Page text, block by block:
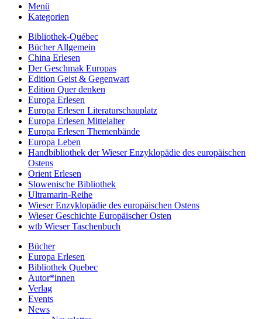
Menü
Kategorien
Bibliothek-Québec
Bücher Allgemein
China Erlesen
Der Geschmak Europas
Edition Geist & Gegenwart
Edition Quer denken
Europa Erlesen
Europa Erlesen Literaturschauplatz
Europa Erlesen Mittelalter
Europa Erlesen Themenbände
Europa Leben
Handbibliothek der Wieser Enzyklopädie des europäischen
Ostens
Orient Erlesen
Slowenische Bibliothek
Ultramarin-Reihe
Wieser Enzyklopädie des europäischen Ostens
Wieser Geschichte Europäischer Osten
wtb Wieser Taschenbuch
Bücher
Europa Erlesen
Bibliothek Quebec
Autor*innen
Verlag
Events
News